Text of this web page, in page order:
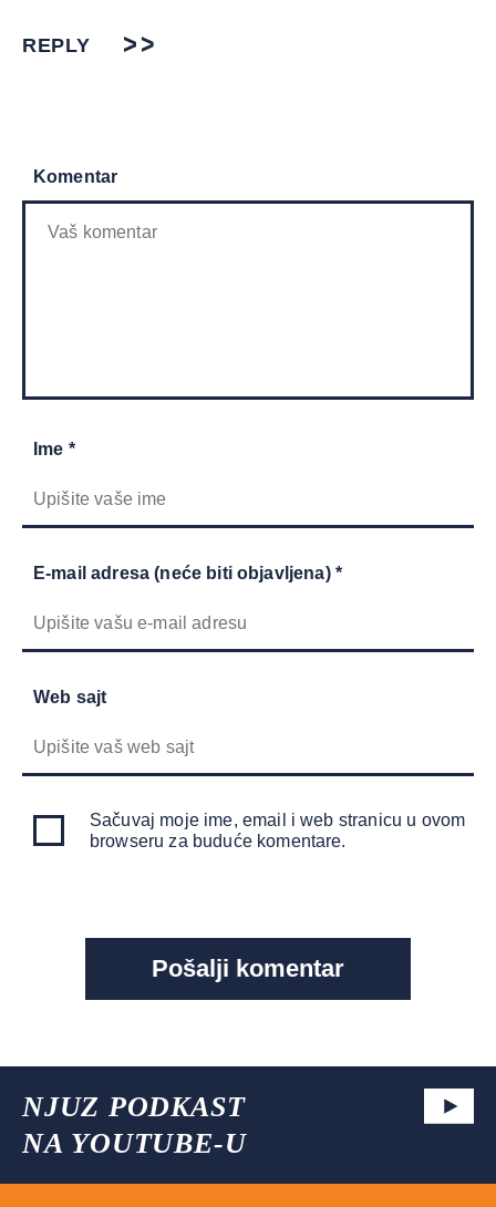
REPLY
Komentar
Ime *
E-mail adresa (neće biti objavljena) *
Web sajt
Sačuvaj moje ime, email i web stranicu u ovom
browseru za buduće komentare.
NJUZ PODKAST
NA YOUTUBE-U